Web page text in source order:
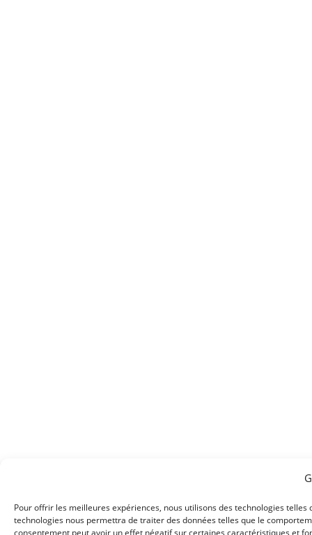
Pour offrir les meilleures expériences, nous utilisons des technologies
technologies nous permettra de traiter des données telles que le
consentement peut avoir un effet négatif sur certaines caractéristiques et